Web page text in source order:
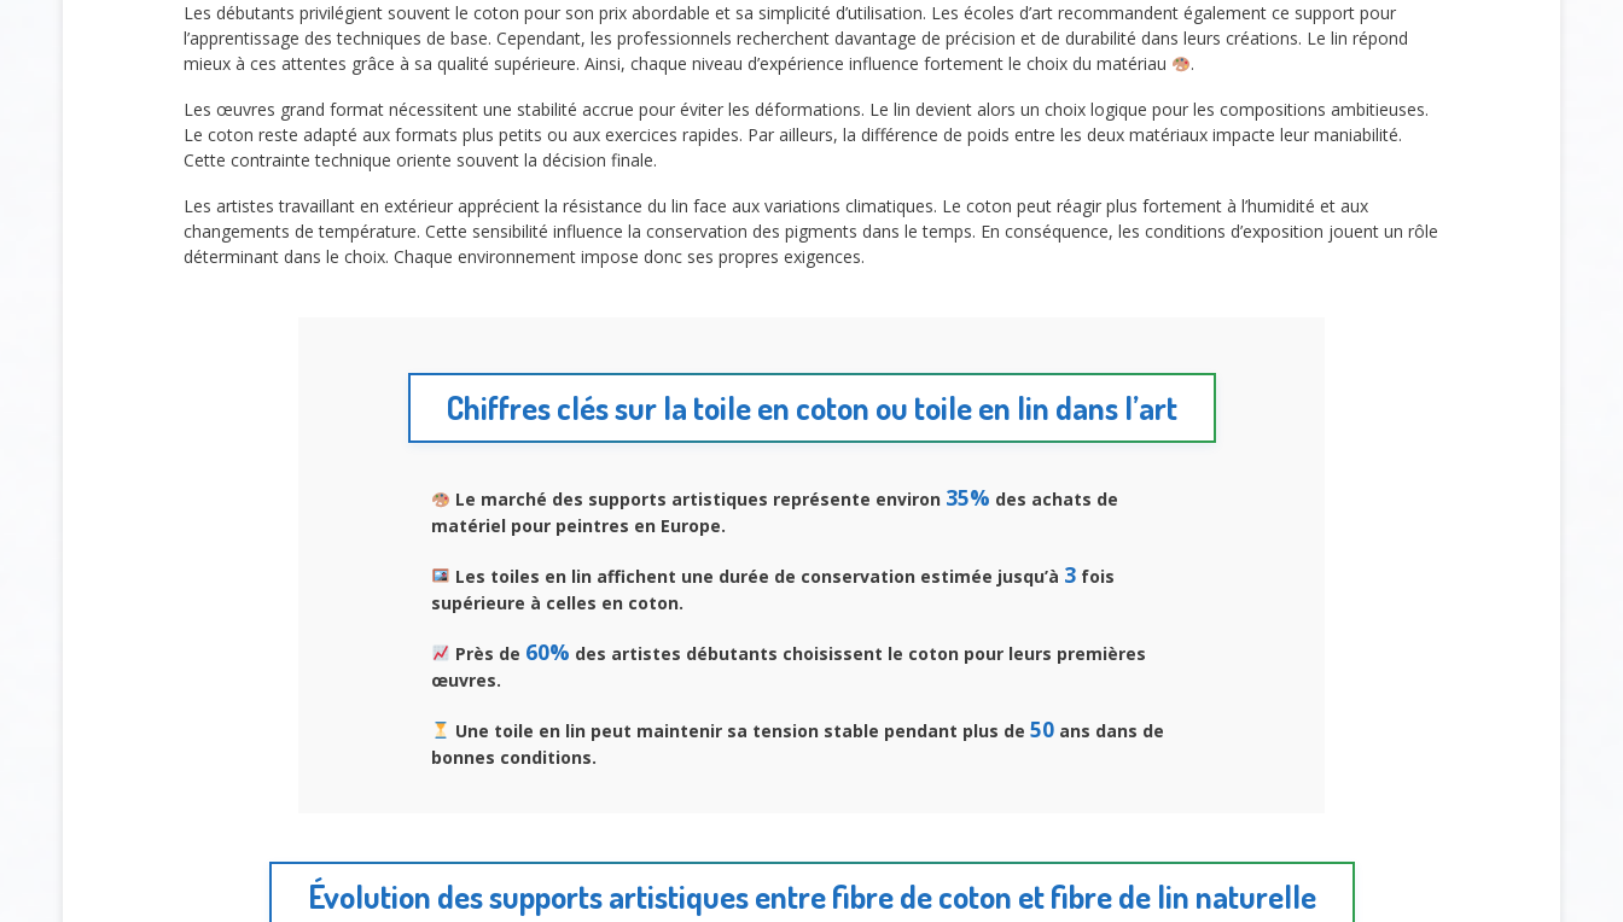
Les débutants privilégient souvent le coton pour son prix abordable et sa simplicité d’utilisation. Les écoles d’art recommandent également ce support pour
l’apprentissage des techniques de base. Cependant, les professionnels recherchent davantage de précision et de durabilité dans leurs créations. Le lin répond
mieux à ces attentes grâce à sa qualité supérieure. Ainsi, chaque niveau d’expérience influence fortement le choix du matériau
.
Les œuvres grand format nécessitent une stabilité accrue pour éviter les déformations. Le lin devient alors un choix logique pour les compositions ambitieuses.
Le coton reste adapté aux formats plus petits ou aux exercices rapides. Par ailleurs, la différence de poids entre les deux matériaux impacte leur maniabilité.
Cette contrainte technique oriente souvent la décision finale.
Les artistes travaillant en extérieur apprécient la résistance du lin face aux variations climatiques. Le coton peut réagir plus fortement à l’humidité et aux
changements de température. Cette sensibilité influence la conservation des pigments dans le temps. En conséquence, les conditions d’exposition jouent un rôle
déterminant dans le choix. Chaque environnement impose donc ses propres exigences.
Chiffres clés sur la toile en coton ou toile en lin dans l’art
Le marché des supports artistiques représente environ 35% des achats de
matériel pour peintres en Europe.
Les toiles en lin affichent une durée de conservation estimée jusqu’à 3fois
supérieure à celles en coton.
Près de 60% des artistes débutants choisissent le coton pour leurs premières
œuvres.
Une toile en lin peut maintenir sa tension stable pendant plus de 50ans dans de
bonnes conditions.
Évolution des supports artistiques entre fibre de coton et fibre de lin naturelle